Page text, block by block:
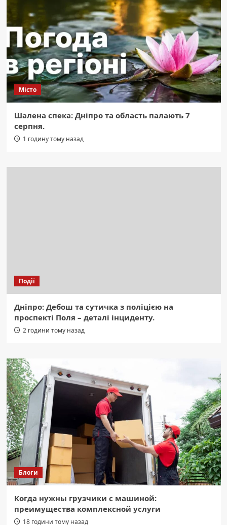
Місто
Шалена спека: Дніпро та область палають 7
серпня.
1 годину тому назад
Події
Дніпро: Дебош та сутичка з поліцією на
проспекті Поля – деталі інциденту.
2 години тому назад
Блоги
Когда нужны грузчики с машиной:
преимущества комплексной услуги
18 години тому назад